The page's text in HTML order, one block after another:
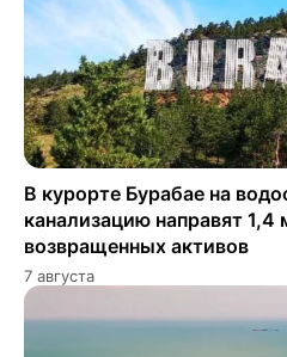
В курорте Бурабае на
канализацию направят 1,4
возвращенных активов
7 августа